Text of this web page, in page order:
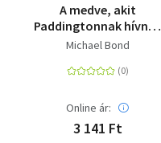
A medve, akit
Paddingtonnak hívnak
- Hangoskönyv
Michael Bond
Online ár:
3 141 Ft